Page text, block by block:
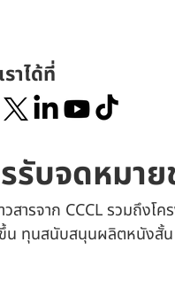
าได้ที่
รับจดหมาย
วสารจาก CCCL รวมถึงโ
น ทุนสนับสนุนผลิตหนังสั้